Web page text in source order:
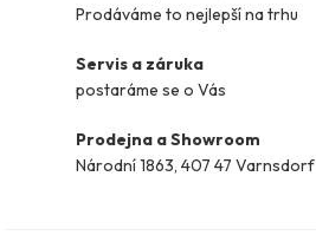
Prodáváme to nejlepší na trhu
Servis a záruka
postaráme se o Vás
Prodejna a Showroom
Národní 1863, 407 47 Varnsdorf